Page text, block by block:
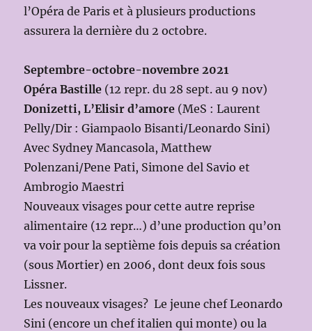
l’Opéra de Paris et à plusieurs productions
assurera la dernière du 2 octobre.
Septembre-octobre-novembre 2021
Opéra Bastille (12 repr. du 28 sept. au 9 nov)
Donizetti, L’Elisir d’amore (MeS : Laurent
Pelly/Dir : Giampaolo Bisanti/Leonardo Sini)
Avec Sydney Mancasola, Matthew
Polenzani/Pene Pati, Simone del Savio et
Ambrogio Maestri
Nouveaux visages pour cette autre reprise
alimentaire (12 repr…) d’une production qu’on
va voir pour la septième fois depuis sa création
(sous Mortier) en 2006, dont deux fois sous
Lissner.
Les nouveaux visages? Le jeune chef Leonardo
Sini (encore un chef italien qui monte) ou la